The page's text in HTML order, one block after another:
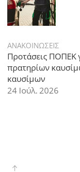
ΑΝΑΚΟΙΝΩΣΕΙΣ
Προτάσεις ΠΟΠΕΚ
πρατηρίων
καυσίμων
24 Ιούλ. 2026